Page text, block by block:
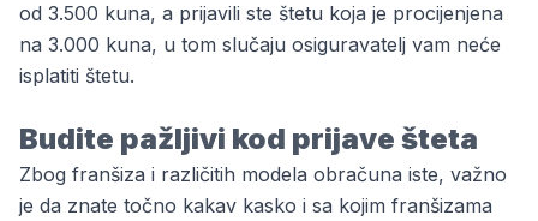
od 3.500 kuna, a prijavili ste štetu koja je procijenjena
na 3.000 kuna, u tom slučaju osiguravatelj vam neće
isplatiti štetu.
Budite pažljivi kod prijave šteta
Zbog franšiza i različitih modela obračuna iste, važno
je da znate točno kakav kasko i sa kojim franšizama